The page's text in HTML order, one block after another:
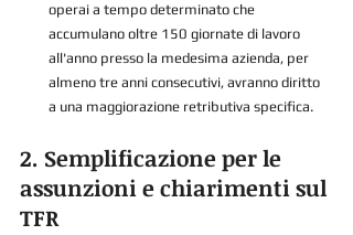
operai a tempo determinato che
accumulano oltre 150 giornate di lavoro
all'anno presso la medesima azienda, per
almeno tre anni consecutivi, avranno diritto
a una maggiorazione retributiva specifica.
2. Semplificazione per le
assunzioni e chiarimenti sul
TFR